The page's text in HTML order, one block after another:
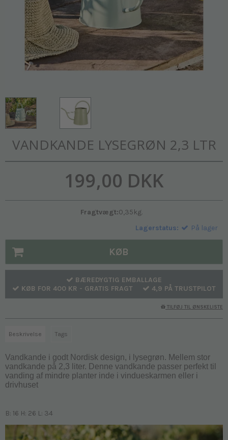
VANDKANDE LYSEGRØN 2,3 LTR
199,00 DKK
Fragtvægt:0,35kg.
Lagerstatus:
På lager
KØB
BÆREDYGTIG EMBALLAGE
KØB FOR 400 KR - GRATIS FRAGT
4,9 PÅ TRUSTPILOT
TILFØJ TIL ØNSKELISTE
Beskrivelse Tags
Vandkande i godt Nordisk design, i lysegrøn. Mellem stor
vandkande på 2,3 liter. Denne vandkande passer perfekt til
vanding af mindre planter inde i vindueskarmen eller i
drivhuset
B: 16 H: 26 L: 34